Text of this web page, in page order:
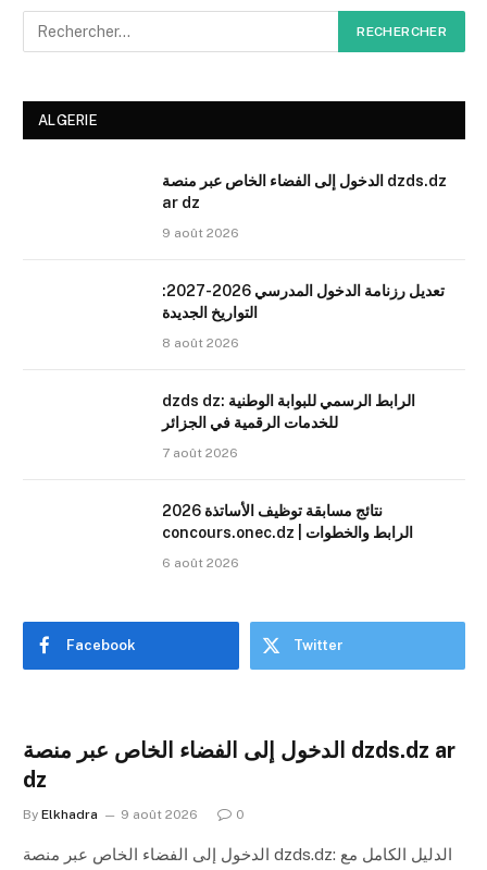
ALGERIE
الدخول إلى الفضاء الخاص عبر منصة dzds.dz
ar dz
9 août 2026
تعديل رزنامة الدخول المدرسي 2026-2027:
التواريخ الجديدة
8 août 2026
dzds dz: الرابط الرسمي للبوابة الوطنية
للخدمات الرقمية في الجزائر
7 août 2026
نتائج مسابقة توظيف الأساتذة 2026
concours.onec.dz | الرابط والخطوات
6 août 2026
Facebook Twitter
الدخول إلى الفضاء الخاص عبر منصة dzds.dz ar
dz
By Elkhadra 9 août 2026 0
الدخول إلى الفضاء الخاص عبر منصة dzds.dz: الدليل الكامل مع